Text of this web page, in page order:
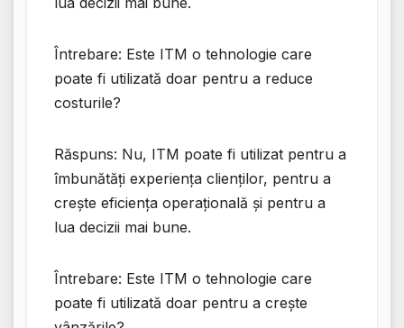
Întrebare: Este ITM o tehnologie care
poate fi utilizată doar pentru a reduce
costurile?
Răspuns: Nu, ITM poate fi utilizat pentru a
îmbunătăți experiența clienților, pentru a
crește eficiența operațională și pentru a
lua decizii mai bune.
Întrebare: Este ITM o tehnologie care
poate fi utilizată doar pentru a crește